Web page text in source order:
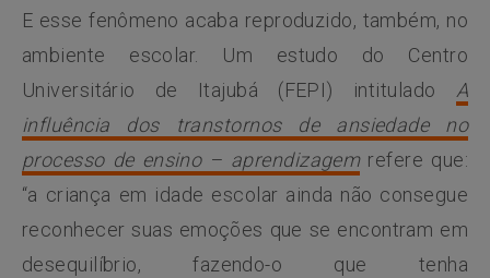
E esse fenômeno acaba reproduzido, também, no
ambiente escolar. Um estudo do Centro
Universitário de Itajubá (FEPI) intitulado A
influência dos transtornos de ansiedade no
processo de ensino – aprendizagemrefere que:
“a criança em idade escolar ainda não consegue
reconhecer suas emoções que se encontram em
desequilíbrio, fazendo-o que tenha